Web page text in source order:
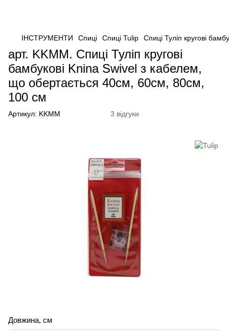
ІНСТРУМЕНТИ Спиці Спиці Tulip Спиці Туліп кругові
арт. KKMM. Спиці Туліп кругові
бамбукові Knina Swivel з кабелем,
що обертається 40см, 60см, 80см,
100 см
Артикул: KKMM 3 відгуки
Довжина, см